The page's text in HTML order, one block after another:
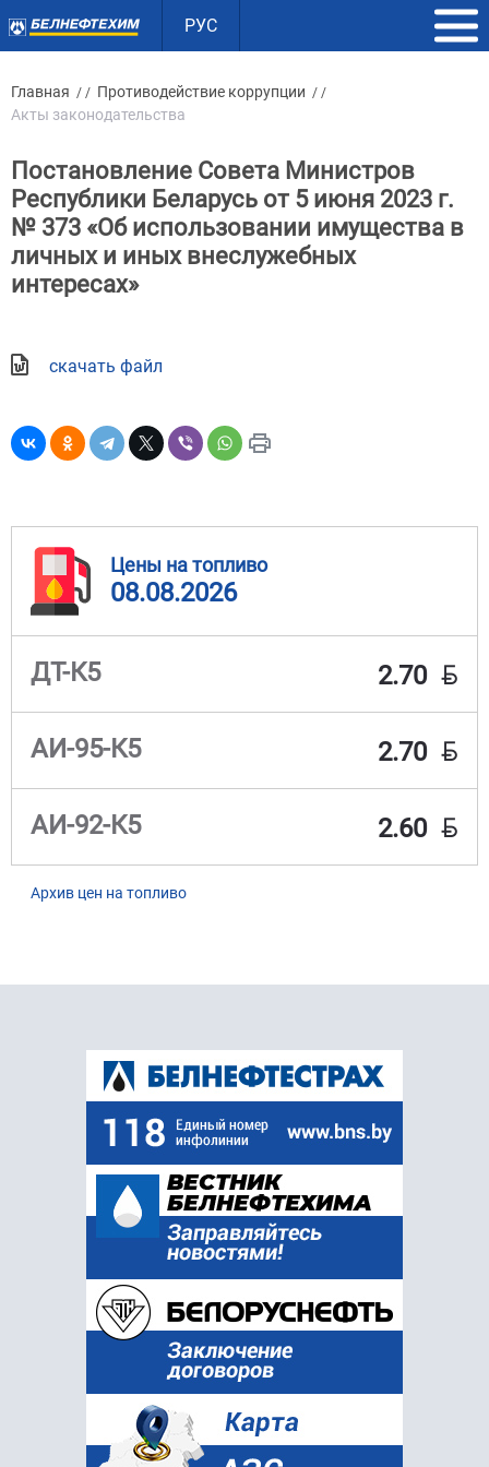
РУС
Главная / / Противодействие коррупции / /
Акты законодательства
Постановление Совета Министров
Республики Беларусь от 5 июня 2023 г.
№ 373 «Об использовании имущества в
личных и иных внеслужебных
интересах»
скачать файл
Цены на топливо
08.08.2026
ДТ-К5 2.70 BYN
АИ-95-К5 2.70 BYN
АИ-92-К5 2.60 BYN
Архив цен на топливо